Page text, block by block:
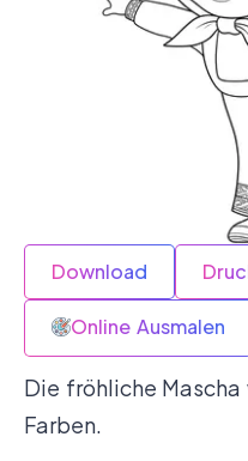
Download
Online Ausmalen
Die fröhliche
Farben.